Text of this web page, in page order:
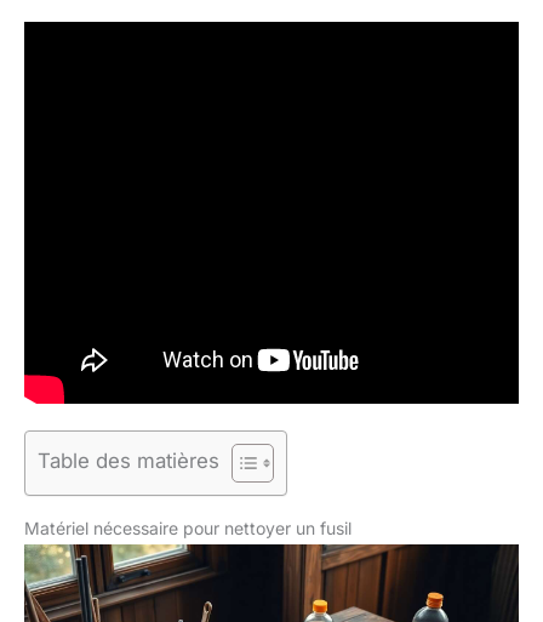
Table des matières
Matériel nécessaire pour nettoyer un fusil